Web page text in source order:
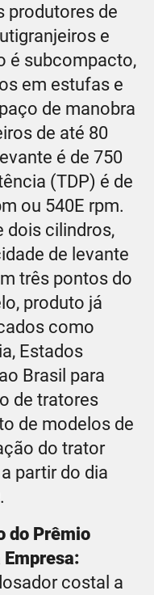
produtores de
e
é subcompacto,
em estufas e
de manobra
de até 80
é de 750
(TDP) é de
ou 540E rpm.
dois cilindros,
de levante
três pontos do
produto já
como
Estados
Brasil para
de tratores
de modelos de
do trator
partir do dia
do Prêmio
costal a